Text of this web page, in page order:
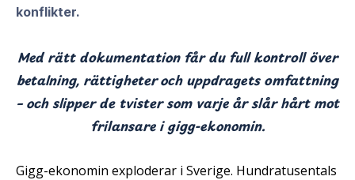
konflikter.
Med rätt dokumentation får du full kontroll över
betalning, rättigheter och uppdragets omfattning
– och slipper de tvister som varje år slår hårt mot
frilansare i gigg-ekonomin.
Gigg-ekonomin exploderar i Sverige. Hundratusentals